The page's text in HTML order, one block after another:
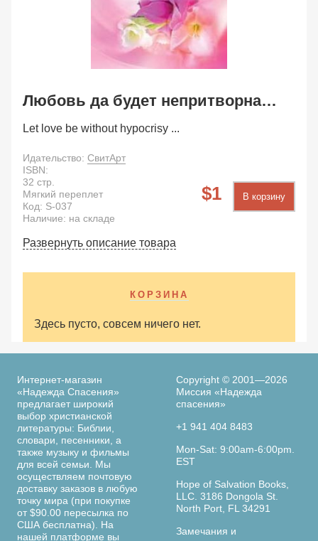
Любовь да будет непритворна…
Let love be without hypocrisy ...
Идательство: СвитАрт
1 В корзину
ISBN:
32 стр.
Мягкий переплет
Код: S-037
Наличие: на складе
Развернуть описание товара
КОРЗИНА
Здесь пусто, совсем ничего нет.
Интернет-магазин
«Надежда Спасения»
предлагает широкий
выбор христианской
литературы: Библии,
словари, песенники, а
также музыку и фильмы
для всей семьи. Мы
осуществляем почтовую
доставку заказов в любую
точку мира (при покупке
от $90.00 пересылка по
США бесплатна). На
нашей платформе вы
Copyright © 2001—2026
Миссия «Надежда
спасения»
+1 941 404 8483
Mon-Sat: 9:00am-6:00pm.
EST
Hope of Salvation Books,
LLC. 3186 Dongola St.
North Port, FL 34291
Замечания и